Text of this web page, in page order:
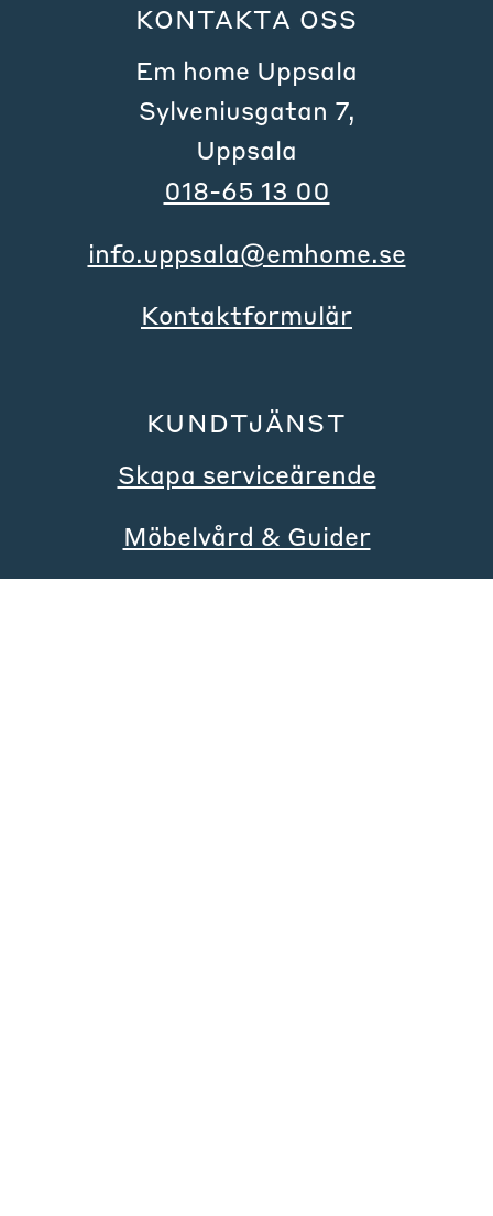
KONTAKTA OSS
Em home Uppsala
Sylveniusgatan 7,
Uppsala
018-65 13 00
info.uppsala@emhome.se
Kontaktformulär
KUNDTJÄNST
Skapa serviceärende
Möbelvård & Guider